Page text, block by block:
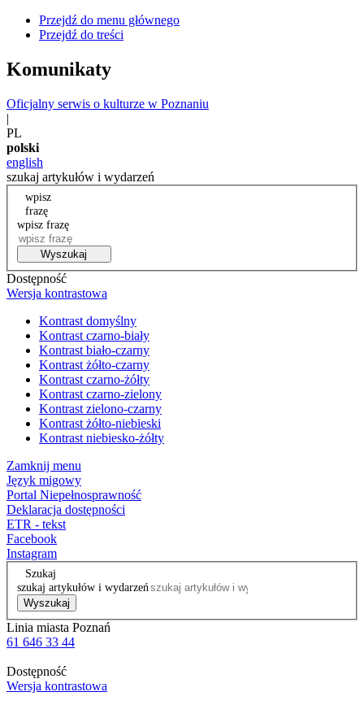
Przejdź do menu głównego
Przejdź do treści
Komunikaty
Oficjalny serwis o kulturze w Poznaniu
|
PL
polski
english
szukaj artykułów i wydarzeń
wpisz
frazę
wpisz frazę
Wyszukaj
Dostępność
Wersja kontrastowa
Kontrast domyślny
Kontrast czarno-biały
Kontrast biało-czarny
Kontrast żółto-czarny
Kontrast czarno-żółty
Kontrast czarno-zielony
Kontrast zielono-czarny
Kontrast żółto-niebieski
Kontrast niebiesko-żółty
Zamknij menu
Język migowy
Portal Niepełnosprawność
Deklaracja dostępności
ETR - tekst
Facebook
Instagram
Szukaj
szukaj artykułów i wydarzeń
Wyszukaj
Linia miasta Poznań
61 646 33 44
Dostępność
Wersja kontrastowa